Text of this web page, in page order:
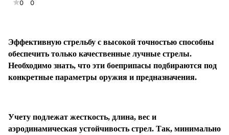
0 0
Эффективную стрельбу с высокой точностью способны
обеспечить только качественные лучные стрелы.
Необходимо знать, что эти боеприпасы подбираются под
конкретные параметры оружия и предназначения.
Учету подлежат жесткость, длина, вес и
аэродинамическая устойчивость стрел. Так, минимально